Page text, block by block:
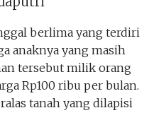
berlima yang terdiri
anaknya yang masih
tersebut milik orang
Rp100 ribu per bulan.
tanah yang dilapisi